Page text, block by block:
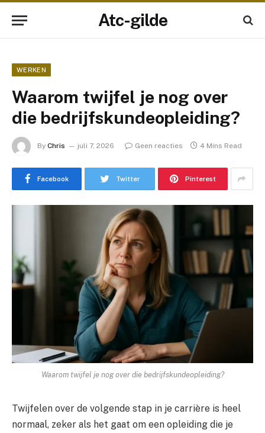
Atc-gilde
WERKEN
Waarom twijfel je nog over
die bedrijfskundeopleiding?
By Chris juli 7, 2026 Geen reacties 4 Mins Read
Facebook Twitter Pinterest
Waarom twijfel je nog over die bedrijfskundeopleiding?
Twijfelen over de volgende stap in je carrière is heel
normaal, zeker als het gaat om een opleiding die je